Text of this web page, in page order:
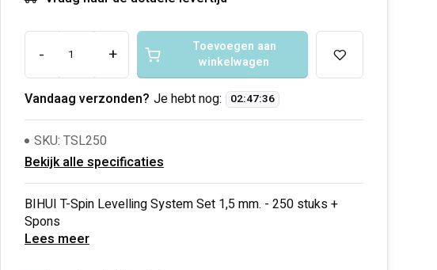
- +
Toevoegen aan
winkelwagen
Vandaag verzonden? Je hebt nog: 02:47:36
SKU: TSL250
Bekijk alle specificaties
BIHUI T-Spin Levelling System Set 1,5 mm. - 250 stuks +
Spons
Lees meer